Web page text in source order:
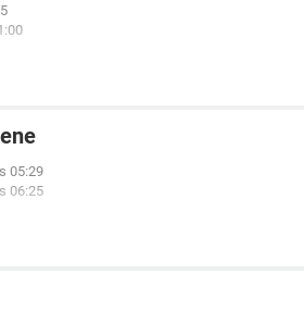
05:29
06:25